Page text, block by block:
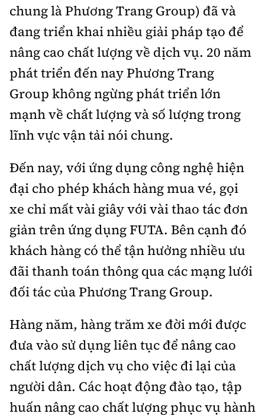
chung là Phương Trang Group) đã và
đang triển khai nhiều giải pháp tạo để
nâng cao chất lượng về dịch vụ. 20 năm
phát triển đến nay Phương Trang
Group không ngừng phát triển lớn
mạnh về chất lượng và số lượng trong
lĩnh vực vận tải nói chung.
Đến nay, với ứng dụng công nghệ hiện
đại cho phép khách hàng mua vé, gọi
xe chỉ mất vài giây với vài thao tác đơn
giản trên ứng dụng FUTA. Bên cạnh đó
khách hàng có thể tận hưởng nhiều ưu
đãi thanh toán thông qua các mạng lưới
đối tác của Phương Trang Group.
Hàng năm, hàng trăm xe đời mới được
đưa vào sử dụng liên tục để nâng cao
chất lượng dịch vụ cho việc đi lại của
người dân. Các hoạt động đào tạo, tập
huấn nâng cao chất lượng phục vụ hành